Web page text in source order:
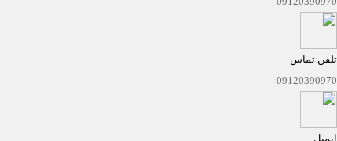
تلفن تماس
09120390970
ایمیل